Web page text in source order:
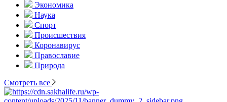
Экономика
Наука
Спорт
Происшествия
Коронавирус
Православие
Природа
Смотреть все